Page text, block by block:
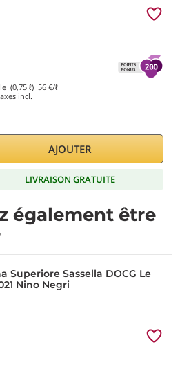
(0,75 ℓ) 56 €/ℓ
incl.
AJOUTER
LIVRAISON GRATUITE
également être
Superiore Sassella DOCG Le
Nino Negri